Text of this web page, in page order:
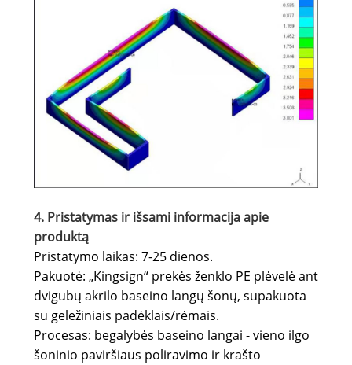
4. Pristatymas ir išsami informacija apie
produktą
Pristatymo laikas: 7-25 dienos.
Pakuotė: „Kingsign“ prekės ženklo PE plėvelė ant
dvigubų akrilo baseino langų šonų, supakuota
su geležiniais padėklais/rėmais.
Procesas: begalybės baseino langai - vieno ilgo
šoninio paviršiaus poliravimo ir krašto